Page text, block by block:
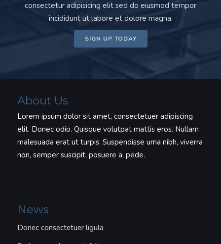
consectetur adipisicing elit sed do eiusmod tempor
incididunt ut labore et dolore magna.
SIGN UP TODAY
About Us
Lorem ipsum dolor sit amet, consectetuer adipiscing
elit. Donec odio. Quisque volutpat mattis eros. Nullam
malesuada erat ut turpis. Suspendisse urna nibh, viverra
non, semper suscipit, posuere a, pede.
News
Donec consectetuer ligula